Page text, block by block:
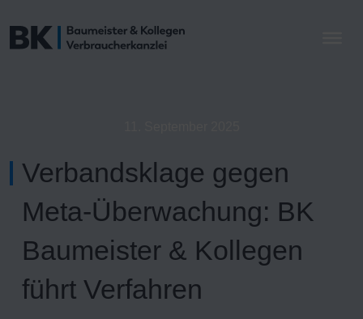
Verbandsklage gegen
Meta-Überwachung: BK
Baumeister & Kollegen
führt Verfahren